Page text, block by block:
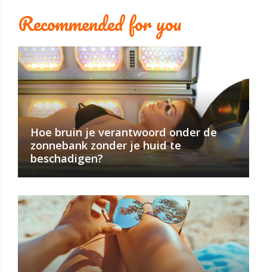
Recommended for you
Hoe bruin je verantwoord onder de
zonnebank zonder je huid te
beschadigen?